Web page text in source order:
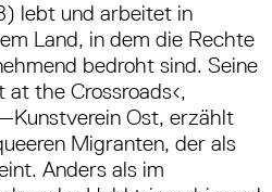
lebt und arbeitet in
Land, in dem die Rechte
bedroht sind. Seine
at the Crossroads‹,
Kunstverein Ost, erzählt
Migranten, der als
Anders als im